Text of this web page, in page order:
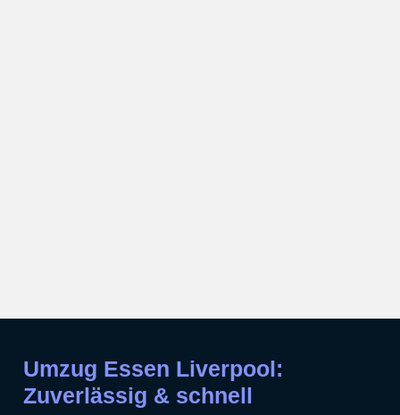
Umzug Essen Liverpool:
Zuverlässig & schnell